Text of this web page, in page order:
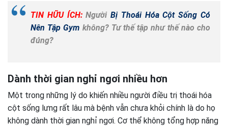
TIN HỮU ÍCH:NgườiBị Thoái Hóa Cột Sống Có
Nên Tập Gym không? Tư thế tập như thế nào cho
đúng?
Dành thời gian nghỉ ngơi nhiều hơn
Một trong những lý do khiến nhiều người điều trị thoái hóa
cột sống lưng rất lâu mà bệnh vẫn chưa khỏi chính là do họ
không dành thời gian nghỉ ngơi. Cơ thể không tổng hợp năng